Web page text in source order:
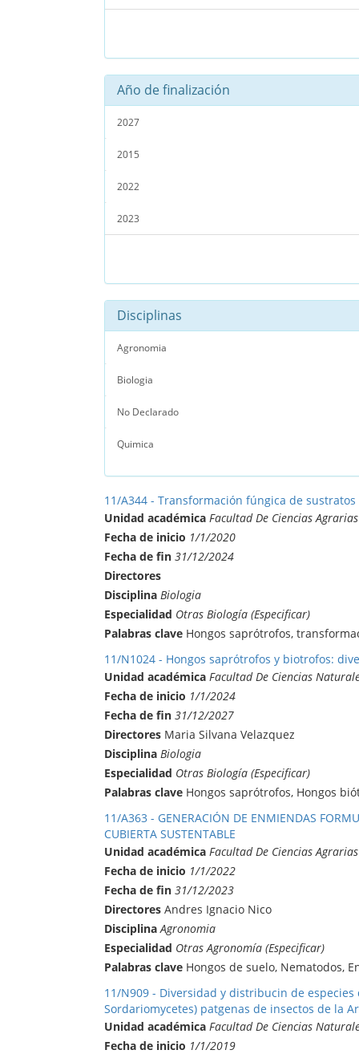
Año de finalización
2027
2015
2022
2023
Disciplinas
Agronomia
Biologia
No Declarado
Quimica
11/A344 - Transformación fúngica de
Unidad académica Facultad De Ciencias
Fecha de inicio 1/1/2020
Fecha de fin 31/12/2024
Directores
Disciplina Biologia
Especialidad Otras Biología (Especificar)
Palabras clave Hongos saprótrofos,
11/N1024 - Hongos saprótrofos y biotrofos:
Unidad académica Facultad De Ciencias
Fecha de inicio 1/1/2024
Fecha de fin 31/12/2027
Directores Maria Silvana Velazquez
Disciplina Biologia
Especialidad Otras Biología (Especificar)
Palabras clave Hongos saprótrofos, Hongos
11/A363 - GENERACIÓN DE ENMIENDAS
CUBIERTA SUSTENTABLE
Unidad académica Facultad De Ciencias
Fecha de inicio 1/1/2022
Fecha de fin 31/12/2023
Directores Andres Ignacio Nico
Disciplina Agronomia
Especialidad Otras Agronomía (Especificar)
Palabras clave Hongos de suelo, Nematodos,
11/N909 - Diversidad y distribucin de especies
Sordariomycetes) patgenas de insectos de la
Unidad académica Facultad De Ciencias
Fecha de inicio 1/1/2019